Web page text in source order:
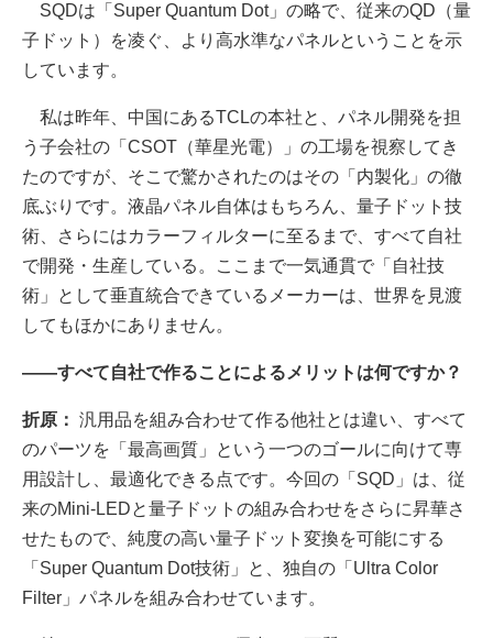
SQDは「Super Quantum Dot」の略で、従来のQD（量
子ドット）を凌ぐ、より高水準なパネルということを示
しています。
私は昨年、中国にあるTCLの本社と、パネル開発を担
う子会社の「CSOT（華星光電）」の工場を視察してき
たのですが、そこで驚かされたのはその「内製化」の徹
底ぶりです。液晶パネル自体はもちろん、量子ドット技
術、さらにはカラーフィルターに至るまで、すべて自社
で開発・生産している。ここまで一気通貫で「自社技
術」として垂直統合できているメーカーは、世界を見渡
してもほかにありません。
――すべて自社で作ることによるメリットは何ですか？
折原： 汎用品を組み合わせて作る他社とは違い、すべて
のパーツを「最高画質」という一つのゴールに向けて専
用設計し、最適化できる点です。今回の「SQD」は、従
来のMini-LEDと量子ドットの組み合わせをさらに昇華さ
せたもので、純度の高い量子ドット変換を可能にする
「Super Quantum Dot技術」と、独自の「Ultra Color
Filter」パネルを組み合わせています。